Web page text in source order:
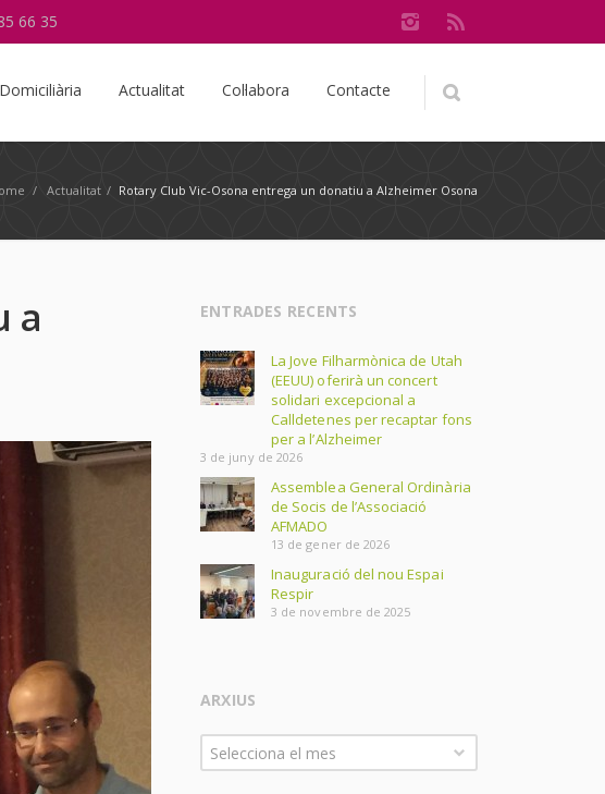
66 35
Actualitat Col·labora Contacte
/ Actualitat / Rotary Club Vic-Osona entrega un donatiu a Alzheimer Osona
a
ENTRADES RECENTS
La Jove Filharmònica de Utah
(EEUU) oferirà un concert
solidari excepcional a
Calldetenes per recaptar fons
per a l’Alzheimer
3 de juny de 2026
Assemblea General Ordinària
de Socis de l’Associació
AFMADO
13 de gener de 2026
Inauguració del nou Espai
Respir
3 de novembre de 2025
ARXIUS
Arxius
Selecciona el mes